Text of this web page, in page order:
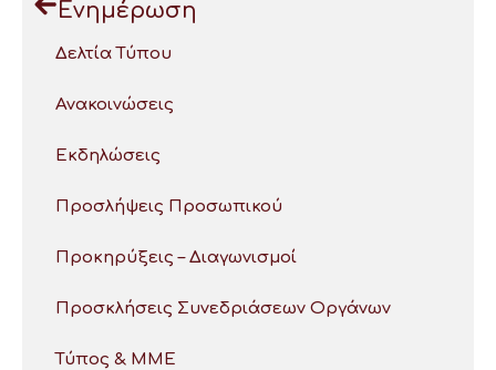
Ενημέρωση
Δελτία Τύπου
Ανακοινώσεις
Εκδηλώσεις
Προσλήψεις Προσωπικού
Προκηρύξεις – Διαγωνισμοί
Προσκλήσεις Συνεδριάσεων Οργάνων
Τύπος & ΜΜΕ